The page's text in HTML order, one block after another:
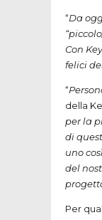
“Da
Con
felici
“
della
per la
di
uno
del
Per